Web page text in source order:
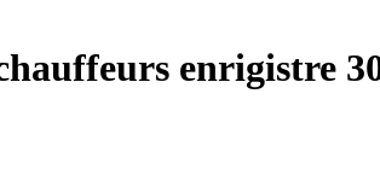
enrigistre